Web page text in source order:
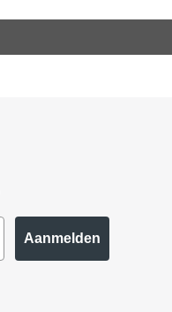
Aanmelden